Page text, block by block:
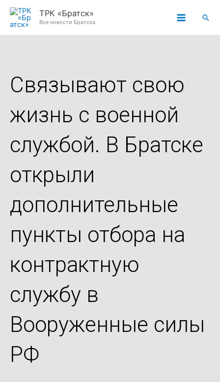
Перейти
ТРК «Братск»
Все новости Братска
Связывают свою
жизнь с военной
службой. В Братске
открыли
дополнительные
пункты отбора на
контрактную
службу в
Вооруженные силы
РФ